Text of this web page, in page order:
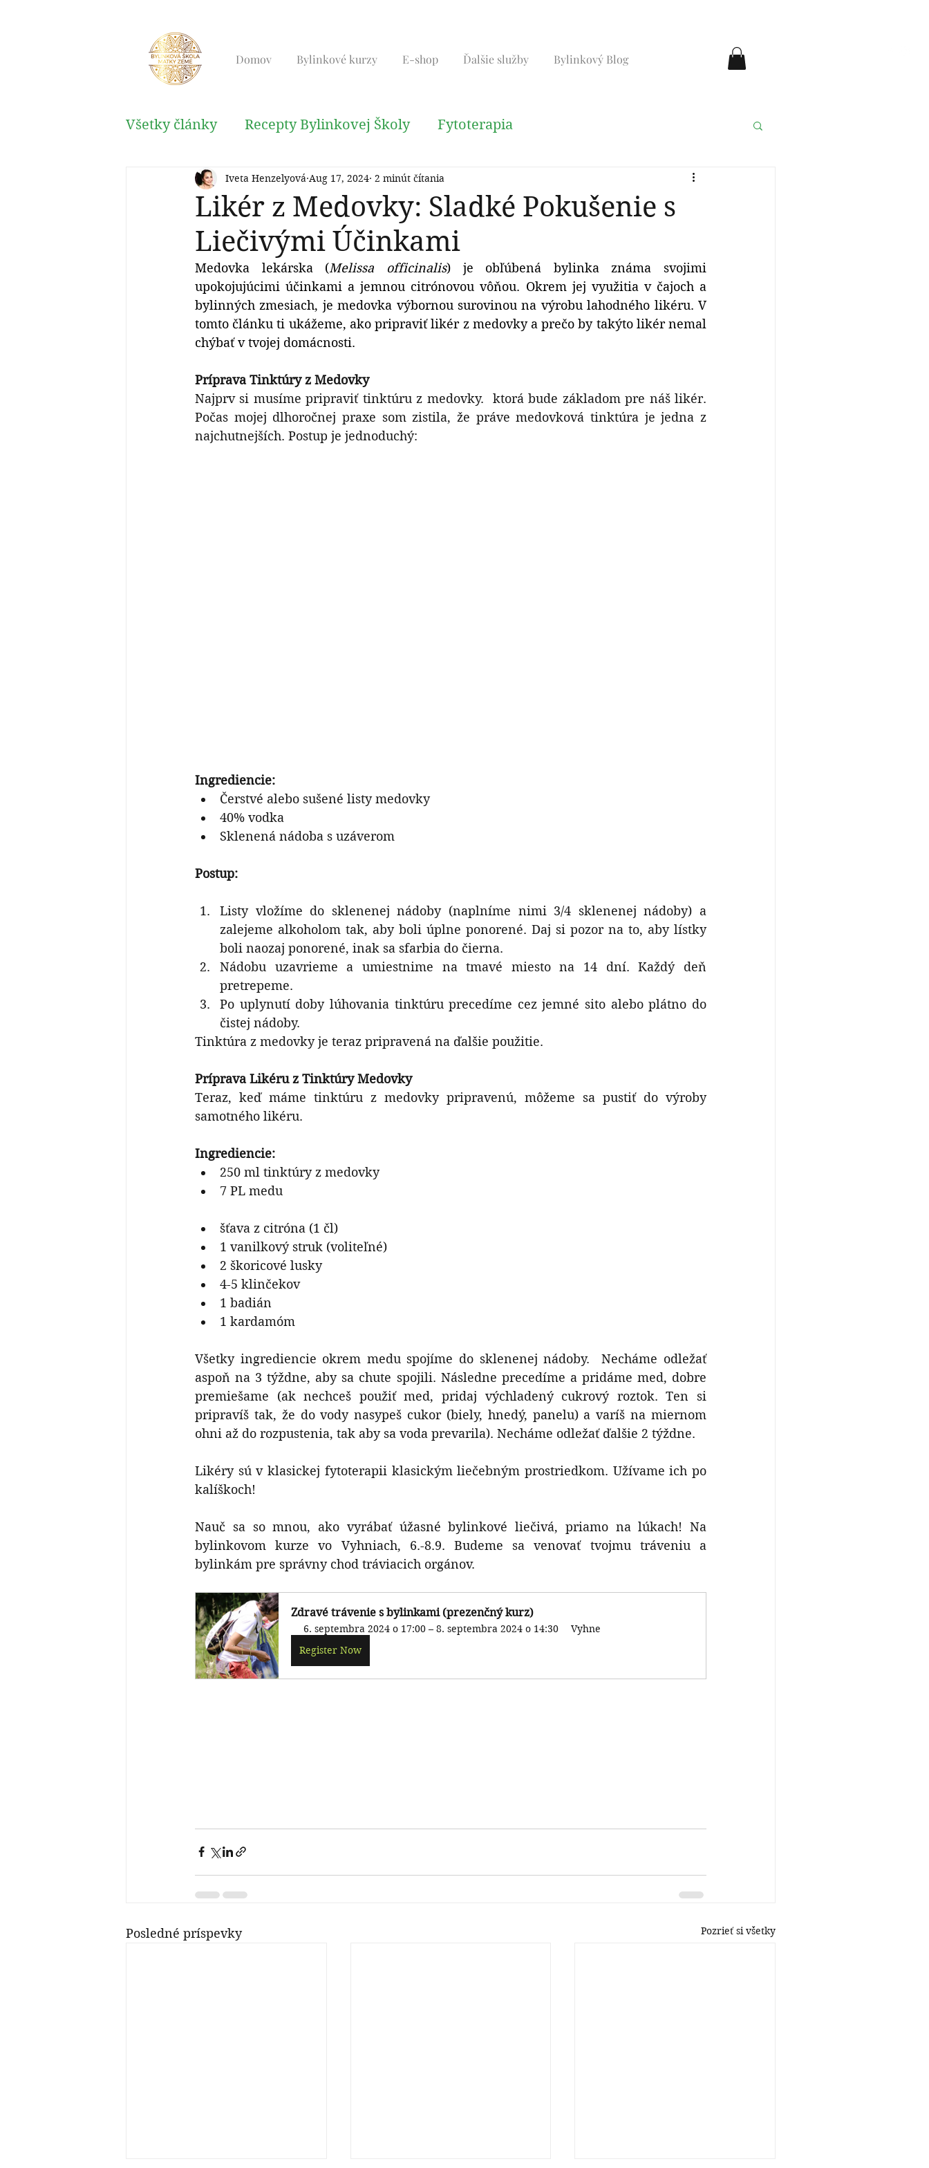
Domov Bylinkové kurzy E-shop Ďalšie služby Bylinkový Blog
Všetky články Recepty Bylinkovej Školy Fytoterapia
Kabala, Reiki, Relaxačné techniky Liečivé rastlny Tradičná čínska medicína
Likér z Medovky: Sladké Pokušenie s
Liečivými Účinkami
Iveta Henzelyová Aug 17, 2024 2 minút čítania
Medovka lekárska (Melissa officinalis) je obľúbená bylinka známa svojimi
upokojujúcimi účinkami a jemnou citrónovou vôňou. Okrem jej využitia v čajoch a
bylinných zmesiach, je medovka výbornou surovinou na výrobu lahodného likéru. V
tomto článku ti ukážeme, ako pripraviť likér z medovky a prečo by takýto likér nemal
chýbať v tvojej domácnosti.
Príprava Tinktúry z Medovky
Najprv si musíme pripraviť tinktúru z medovky.
ktorá bude základom pre náš likér.
Počas mojej dlhoročnej praxe som zistila, že práve medovková tinktúra je jedna z
najchutnejších. Postup je jednoduchý:
Ingrediencie:
Čerstvé alebo sušené listy medovky
40% vodka
Sklenená nádoba s uzáverom
Postup:
Listy vložíme do sklenenej nádoby (naplníme nimi 3/4 sklenenej nádoby) a
zalejeme alkoholom tak, aby boli úplne ponorené. Daj si pozor na to, aby lístky
boli naozaj ponorené, inak sa sfarbia do čierna.
Nádobu uzavrieme a umiestnime na tmavé miesto na 14 dní. Každý deň
pretrepeme.
Po uplynutí doby lúhovania tinktúru precedíme cez jemné sito alebo plátno do
čistej nádoby.
Tinktúra z medovky je teraz pripravená na ďalšie použitie.
Príprava Likéru z Tinktúry Medovky
Teraz, keď máme tinktúru z medovky pripravenú, môžeme sa pustiť do výroby
samotného likéru.
Ingrediencie:
250 ml tinktúry z medovky
7 PL medu
šťava z citróna (1 čl)
1 vanilkový struk (voliteľné)
2 škoricové lusky
4-5 klinčekov
1 badián
1 kardamóm
Všetky ingrediencie okrem medu spojíme do sklenenej nádoby.  Necháme odležať
aspoň na 3 týždne, aby sa chute spojili. Následne precedíme a pridáme med, dobre
premiešame (ak nechceš použiť med, pridaj výchladený cukrový roztok. Ten si
pripravíš tak, že do vody nasypeš cukor (biely, hnedý, panelu) a varíš na miernom
ohni až do rozpustenia, tak aby sa voda prevarila). Necháme odležať ďalšie 2 týždne.
Likéry sú v klasickej fytoterapii klasickým liečebným prostriedkom. Užívame ich po
kalíškoch!
Nauč sa so mnou, ako vyrábať úžasné bylinkové liečivá, priamo na lúkach! Na
bylinkovom kurze vo Vyhniach, 6.-8.9. Budeme sa venovať tvojmu tráveniu a
bylinkám pre správny chod tráviacich orgánov.
Zdravé trávenie s bylinkami (prezenčný kurz)
6. septembra 2024 o 17:00 – 8. septembra 2024 o 14:30
Vyhne
Register Now
Posledné príspevky Pozrieť si všetky